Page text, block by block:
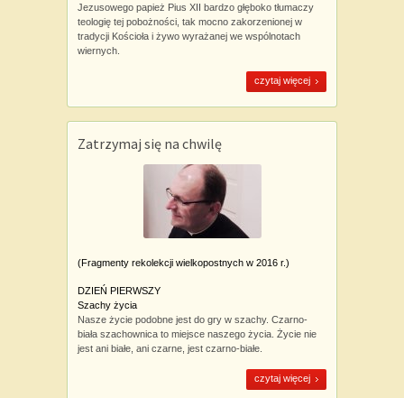
Jezusowego papież Pius XII bardzo głęboko tłumaczy
teologię tej pobożności, tak mocno zakorzenionej w
tradycji Kościoła i żywo wyrażanej we wspólnotach
wiernych.
czytaj więcej
Zatrzymaj się na chwilę
(Fragmenty rekolekcji wielkopostnych w 2016 r.)
DZIEŃ PIERWSZY
Szachy życia
Nasze życie podobne jest do gry w szachy. Czarno-
biała szachownica to miejsce naszego życia. Życie nie
jest ani białe, ani czarne, jest czarno-białe.
czytaj więcej